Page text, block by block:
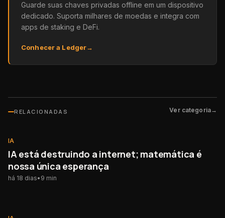
Guarde suas chaves privadas offline em um dispositivo
dedicado. Suporta milhares de moedas e integra com
apps de staking e DeFi.
Conhecer a Ledger→
RELACIONADAS Ver categoria→
IA
IA está destruindo a internet; matemática é
nossa única esperança
há 18 dias• 9 min